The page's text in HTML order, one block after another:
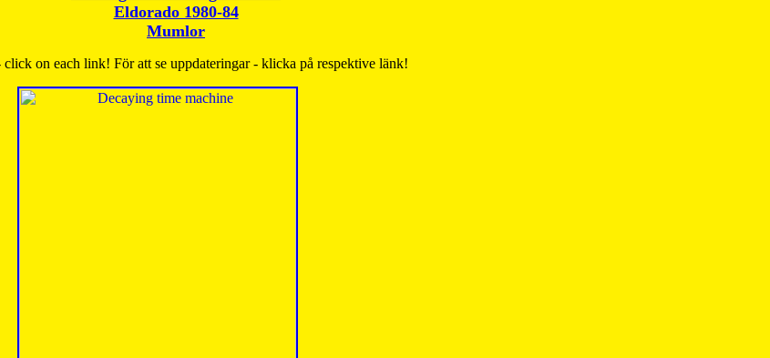
Eldorado 1980-84
Mumlor
click on each link! För att se uppdateringar - klicka på respektive länk!